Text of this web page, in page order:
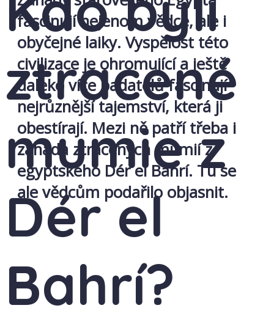
ztracené
mumie z
Dér el
Bahrí?
fascinují nejenom vědce, ale i
obyčejné laiky. Vyspělost této
civilizace je ohromující a ještě
daleko více badatelů fascinují
nejrůznější tajemství, která ji
obestírají. Mezi ně patří třeba i
záhada ztracených mumií z
egyptského Dér el Bahrí. Tu se
ale vědcům podařilo objasnit.